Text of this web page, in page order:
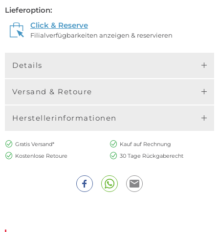
Lieferoption:
Click & Reserve
Filialverfügbarkeiten anzeigen & reservieren
Details
Versand & Retoure
Herstellerinformationen
Gratis Versand*
Kauf auf Rechnung
Kostenlose Retoure
30 Tage Rückgaberecht